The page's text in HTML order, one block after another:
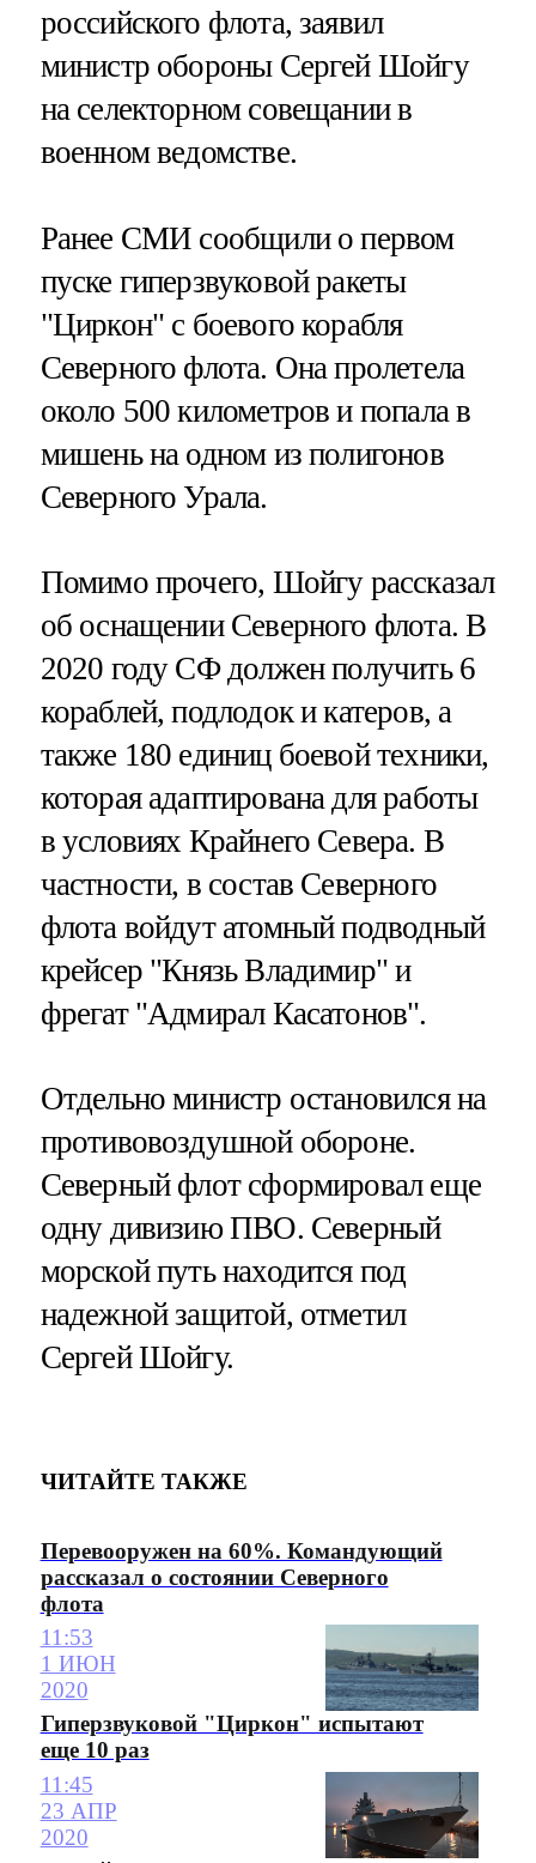
российского флота, заявил
министр обороны Сергей Шойгу
на селекторном совещании в
военном ведомстве.
Ранее СМИ сообщили о первом
пуске гиперзвуковой ракеты
"Циркон" с боевого корабля
Северного флота. Она пролетела
около 500 километров и попала в
мишень на одном из полигонов
Северного Урала.
Помимо прочего, Шойгу рассказал
об оснащении Северного флота. В
2020 году СФ должен получить 6
кораблей, подлодок и катеров, а
также 180 единиц боевой техники,
которая адаптирована для работы
в условиях Крайнего Севера. В
частности, в состав Северного
флота войдут атомный подводный
крейсер "Князь Владимир" и
фрегат "Адмирал Касатонов".
Отдельно министр остановился на
противовоздушной обороне.
Северный флот сформировал еще
одну дивизию ПВО. Северный
морской путь находится под
надежной защитой, отметил
Сергей Шойгу.
ЧИТАЙТЕ ТАКЖЕ
Перевооружен на 60%. Командующий
рассказал о состоянии Северного
флота
11:53
1 ИЮН
2020
Гиперзвуковой "Циркон" испытают
еще 10 раз
11:45
23 АПР
2020